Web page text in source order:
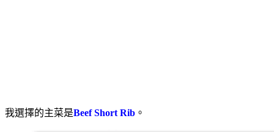
我選擇的主菜是Beef Short Rib 。